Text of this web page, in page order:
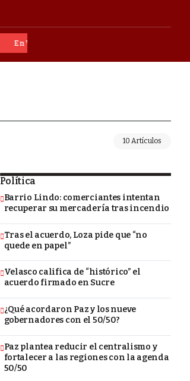
10 Artículos
Política
Barrio Lindo: comerciantes intentan
recuperar su mercadería tras incendio
Tras el acuerdo, Loza pide que “no
quede en papel”
Velasco califica de “histórico” el
acuerdo firmado en Sucre
¿Qué acordaron Paz y los nueve
gobernadores con el 50/50?
Paz plantea reducir el centralismo y
fortalecer a las regiones con la agenda
50/50